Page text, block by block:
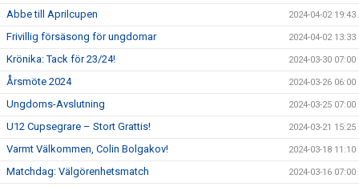
Abbe till Aprilcupen 2024-04-02 19:43
Frivillig försäsong för ungdomar 2024-04-02 13:33
Krönika: Tack för 23/24! 2024-03-30 07:00
Årsmöte 2024 2024-03-26 06:00
Ungdoms-Avslutning 2024-03-25 07:00
U12 Cupsegrare – Stort Grattis! 2024-03-21 15:25
Varmt Välkommen, Colin Bolgakov! 2024-03-18 11:10
Matchdag: Välgörenhetsmatch 2024-03-16 07:00